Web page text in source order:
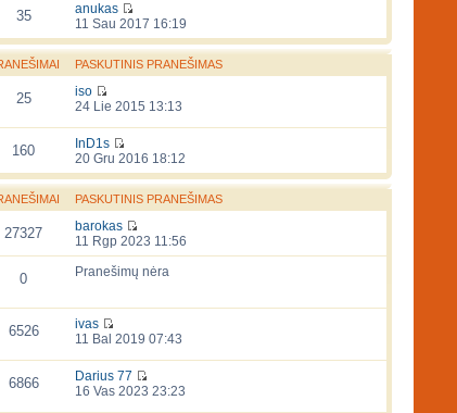
35
anukas
11 Sau 2017 16:19
PASKUTINIS PRANEŠIMAS
25
iso
24 Lie 2015 13:13
160
InD1s
20 Gru 2016 18:12
PASKUTINIS PRANEŠIMAS
27327
barokas
11 Rgp 2023 11:56
0 Pranešimų nėra
6526
ivas
11 Bal 2019 07:43
6866
Darius 77
16 Vas 2023 23:23